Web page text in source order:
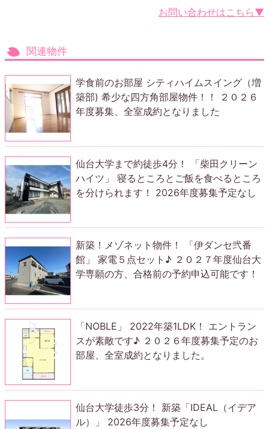
お問い合わせはこちら▼
関連物件
学食前のお部屋 シティハイムスイング（増
築部) 希少な四方角部屋物件！！ ２０２６
年度募集、全室成約となりました
仙台大学まで約徒歩4分！ 「柴田クリーン
ハイツ」 寝るところとご飯を食べるところ
を分けられます！ 2026年度募集予定なし
新築！メゾネット物件！ 「伊ダンセ弐番
館」 家電５点セット♪ ２０２７年度仙台大
学専願の方、合格前の予約申込可能です！
「NOBLE」 2022年築1LDK！ エントラン
スが素敵です♪ ２０２６年度募集予定のお
部屋、全室成約となりました。
仙台大学徒歩3分！ 新築「IDEAL（イデア
ル）」 2026年度募集予定なし